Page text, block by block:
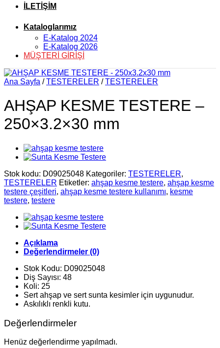
İLETİŞİM
Kataloglarımız
E-Katalog 2024
E-Katalog 2026
MÜŞTERİ GİRİŞİ
Ana Sayfa / TESTERELER / TESTERELER
AHŞAP KESME TESTERE –
250×3.2×30 mm
Stok kodu: D09025048 Kategoriler: TESTERELER,
TESTERELER Etiketler: ahşap kesme testere, ahşap kesme
testere çeşitleri, ahşap kesme testere kullanımı, kesme
testere, testere
Açıklama
Değerlendirmeler (0)
Stok Kodu: D09025048
Diş Sayısı: 48
Koli: 25
Sert ahşap ve sert sunta kesimler için uygunudur.
Askılıklı renkli kutu.
Değerlendirmeler
Henüz değerlendirme yapılmadı.